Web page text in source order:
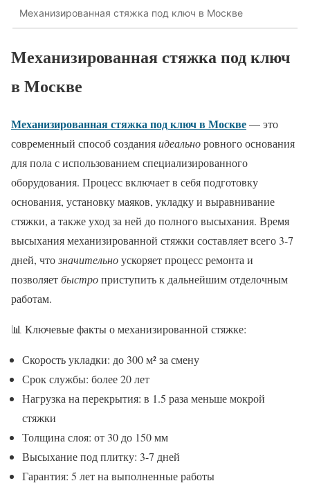
Механизированная стяжка под ключ в Москве
Механизированная стяжка под ключ
в Москве
Механизированная стяжка под ключ в Москве— это
современный способ созданияидеальноровного основания
для пола с использованием специализированного
оборудования. Процесс включает в себя подготовку
основания, установку маяков, укладку и выравнивание
стяжки, а также уход за ней до полного высыхания. Время
высыхания механизированной стяжки составляет всего 3-7
дней, чтозначительноускоряет процесс ремонта и
позволяетбыстроприступить к дальнейшим отделочным
работам.
📊 Ключевые факты о механизированной стяжке:
Скорость укладки: до 300 м² за смену
Срок службы: более 20 лет
Нагрузка на перекрытия: в 1.5 раза меньше мокрой
стяжки
Толщина слоя: от 30 до 150 мм
Высыхание под плитку: 3-7 дней
Гарантия: 5 лет на выполненные работы